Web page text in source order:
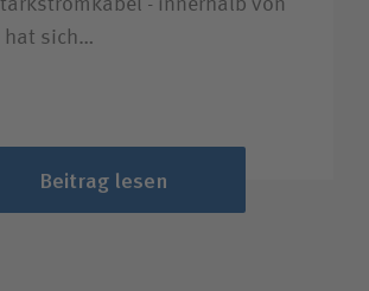
- innerhalb von
hat sich…
Beitrag lesen